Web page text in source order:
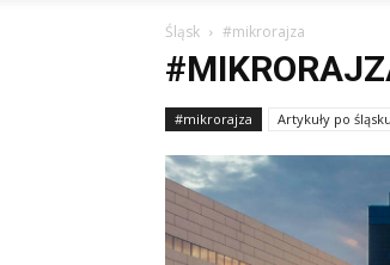
Śląsk #mikrorajza
#mikrorajza Artykuły po śląsku